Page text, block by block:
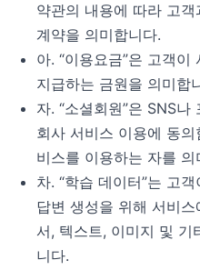
약관의 내용에 따라 고
계약을 의미합니다.
아. “이용요금”은 고객
지급하는 금원을 의미합
자. “소셜회원”은 SNS
회사 서비스 이용에 동
비스를 이용하는 자를 의
차. “학습 데이터”는 고
답변 생성을 위해 서비
서, 텍스트, 이미지 및 기
니다.